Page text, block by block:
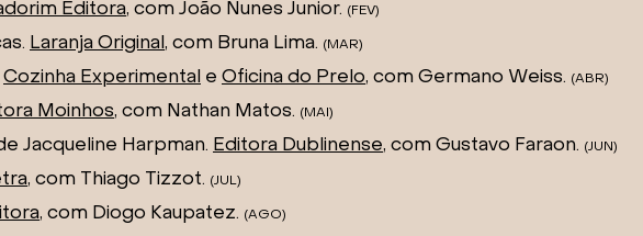
Editora, com João Nunes Junior. (FEV)
. Laranja Original , com Bruna Lima. (MAR)
Cozinha Experimental e Oficina do Prelo, com Germano Weiss. (ABR)
Moinhos, com Nathan Matos. (MAI )
Jacqueline Harpman. Editora Dublinense, com Gustavo Faraon. (JUN)
, com Thiago Tizzot. (JUL)
, com Diogo Kaupatez. (AGO)